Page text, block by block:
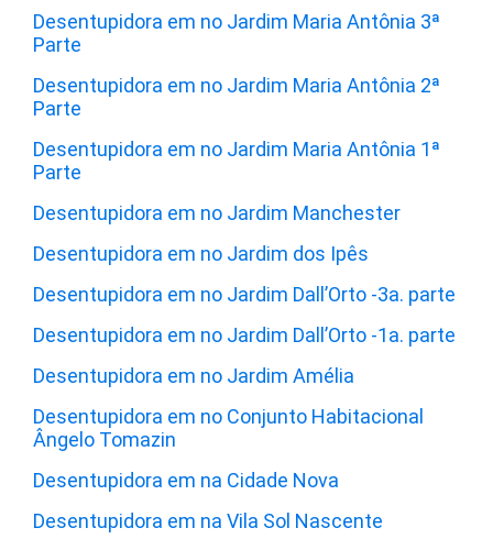
Desentupidora em no Jardim Maria Antônia 3ª
Parte
Desentupidora em no Jardim Maria Antônia 2ª
Parte
Desentupidora em no Jardim Maria Antônia 1ª
Parte
Desentupidora em no Jardim Manchester
Desentupidora em no Jardim dos Ipês
Desentupidora em no Jardim Dall’Orto -3a. parte
Desentupidora em no Jardim Dall’Orto -1a. parte
Desentupidora em no Jardim Amélia
Desentupidora em no Conjunto Habitacional
Ângelo Tomazin
Desentupidora em na Cidade Nova
Desentupidora em na Vila Sol Nascente